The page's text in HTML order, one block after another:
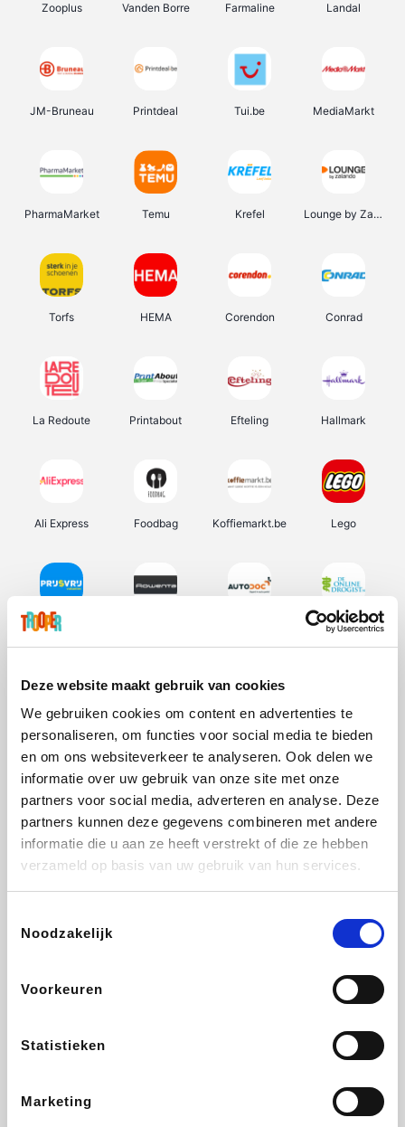
Deze website maakt gebruik van cookies
We gebruiken cookies om content en advertenties te
personaliseren, om functies voor social media te bieden
en om ons websiteverkeer te analyseren. Ook delen we
informatie over uw gebruik van onze site met onze
partners voor social media, adverteren en analyse. Deze
partners kunnen deze gegevens combineren met andere
informatie die u aan ze heeft verstrekt of die ze hebben
verzameld op basis van uw gebruik van hun services.
Noodzakelijk
Voorkeuren
Statistieken
Marketing
Zooplus Vanden Borre Farmaline Landal
JM-Bruneau Printdeal Tui.be MediaMarkt
PharmaMarket Temu Krefel Lounge by Zalando
Torfs HEMA Corendon Conrad
La Redoute Printabout Efteling Hallmark
Ali Express Foodbag Koffiemarkt.be Lego
Prijsvrij De Online Drogist
Vidaxl Lampenlicht.be Plopsa Adidas
All Accor
DectDirect
SupraBazar